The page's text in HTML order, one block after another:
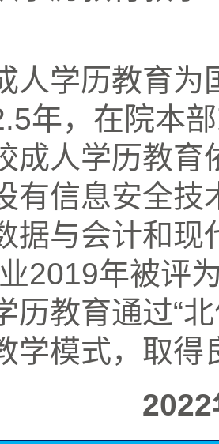
人学历教育为
年，在院本
成人学历教育
有信息安全技
据与会计和现
2019年被评
历教育通过“
学模式，取得
2022